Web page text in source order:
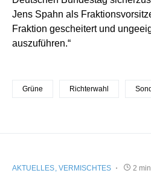
Jens Spahn als
Fraktion gescheitert und
auszuführen.“
Grüne Richterwahl
AKTUELLES VERMISCHTES 2